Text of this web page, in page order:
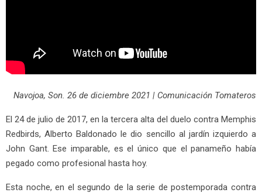
Navojoa, Son. 26 de diciembre 2021 | Comunicación Tomateros
El 24 de julio de 2017, en la tercera alta del duelo contra Memphis
Redbirds, Alberto Baldonado le dio sencillo al jardín izquierdo a
John Gant. Ese imparable, es el único que el panameño había
pegado como profesional hasta hoy.
Esta noche, en el segundo de la serie de postemporada contra